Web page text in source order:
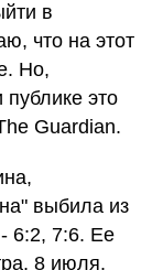
в
что на этот
Но,
это
Guardian.
выбила из
6:2, 7:6. Ее
8 июля.